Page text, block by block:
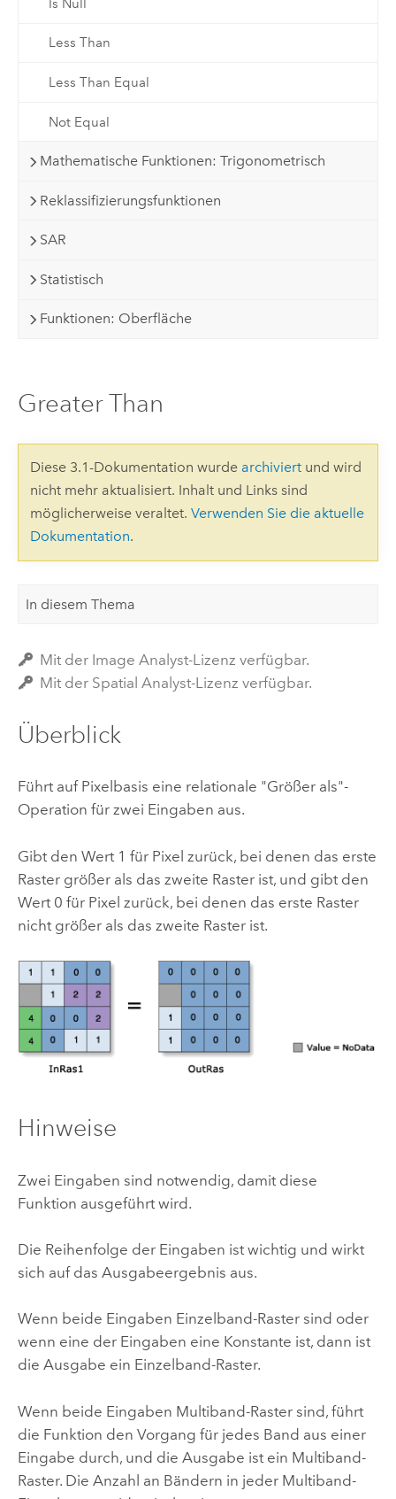
Is Null
Less Than
Less Than Equal
Not Equal
Mathematische Funktionen: Trigonometrisch
Reklassifizierungsfunktionen
SAR
Statistisch
Funktionen: Oberfläche
Greater Than
Diese 3.1-Dokumentation wurde archiviertund wird
nicht mehr aktualisiert. Inhalt und Links sind
möglicherweise veraltet. Verwenden Sie die aktuelle
Dokumentation.
In diesem Thema
Mit der Image Analyst-Lizenz verfügbar.
Mit der Spatial Analyst-Lizenz verfügbar.
Überblick
Führt auf Pixelbasis eine relationale "Größer als"-
Operation für zwei Eingaben aus.
Gibt den Wert 1 für Pixel zurück, bei denen das erste
Raster größer als das zweite Raster ist, und gibt den
Wert 0 für Pixel zurück, bei denen das erste Raster
nicht größer als das zweite Raster ist.
Hinweise
Zwei Eingaben sind notwendig, damit diese
Funktion ausgeführt wird.
Die Reihenfolge der Eingaben ist wichtig und wirkt
sich auf das Ausgabeergebnis aus.
Wenn beide Eingaben Einzelband-Raster sind oder
wenn eine der Eingaben eine Konstante ist, dann ist
die Ausgabe ein Einzelband-Raster.
Wenn beide Eingaben Multiband-Raster sind, führt
die Funktion den Vorgang für jedes Band aus einer
Eingabe durch, und die Ausgabe ist ein Multiband-
Raster. Die Anzahl an Bändern in jeder Multiband-